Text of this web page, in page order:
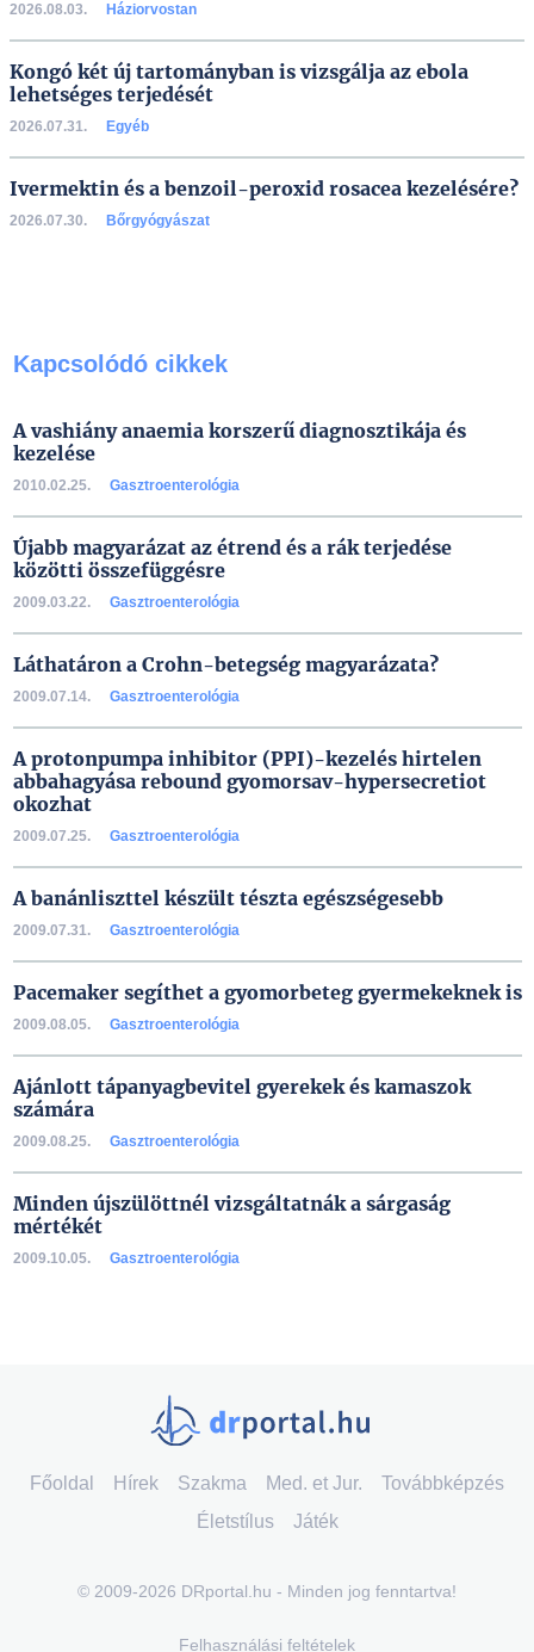
2026.08.03. Háziorvostan
Kongó két új tartományban is vizsgálja az ebola
lehetséges terjedését
2026.07.31. Egyéb
Ivermektin és a benzoil-peroxid rosacea kezelésére?
2026.07.30. Bőrgyógyászat
Kapcsolódó cikkek
A vashiány anaemia korszerű diagnosztikája és
kezelése
2010.02.25. Gasztroenterológia
Újabb magyarázat az étrend és a rák terjedése
közötti összefüggésre
2009.03.22. Gasztroenterológia
Láthatáron a Crohn-betegség magyarázata?
2009.07.14. Gasztroenterológia
A protonpumpa inhibitor (PPI)-kezelés hirtelen
abbahagyása rebound gyomorsav-hypersecretiot
okozhat
2009.07.25. Gasztroenterológia
A banánliszttel készült tészta egészségesebb
2009.07.31. Gasztroenterológia
Pacemaker segíthet a gyomorbeteg gyermekeknek is
2009.08.05. Gasztroenterológia
Ajánlott tápanyagbevitel gyerekek és kamaszok
számára
2009.08.25. Gasztroenterológia
Minden újszülöttnél vizsgáltatnák a sárgaság
mértékét
2009.10.05. Gasztroenterológia
Főoldal Hírek Szakma Med. et Jur.
Továbbképzés
Életstílus
Játék
© 2009-2026 DRportal.hu - Minden jog fenntartva!
Felhasználási feltételek